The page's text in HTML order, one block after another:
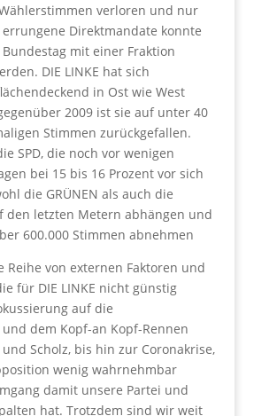
verloren und nur
Direktmandate konnte
mit einer Fraktion
DIE LINKE hat sich
in Ost wie West
2009 ist sie auf unter 40
Stimmen zurückgefallen.
SPD, die noch vor wenigen
bei 15 bis 16 Prozent vor sich
die GRÜNEN als auch die
den letzten Metern abhängen und
600.000 Stimmen abnehmen
Reihe von externen Faktoren und
für DIE LINKE nicht günstig
auf die
dem Kopf-an Kopf-Rennen
Scholz, bis hin zur Coronakrise,
wenig wahrnehmbar
damit unsere Partei und
hat. Trotzdem sind wir weit